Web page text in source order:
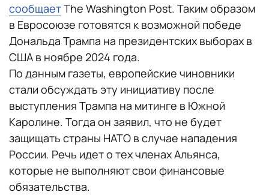
сообщаетThe Washington Post. Таким образом
в Евросоюзе готовятся к возможной победе
Дональда Трампа на президентских выборах в
США в ноябре 2024 года.
По данным газеты, европейские чиновники
стали обсуждать эту инициативу после
выступления Трампа на митинге в Южной
Каролине. Тогда он заявил, что не будет
защищать страны НАТО в случае нападения
России. Речь идет о тех членах Альянса,
которые не выполняют свои финансовые
обязательства.